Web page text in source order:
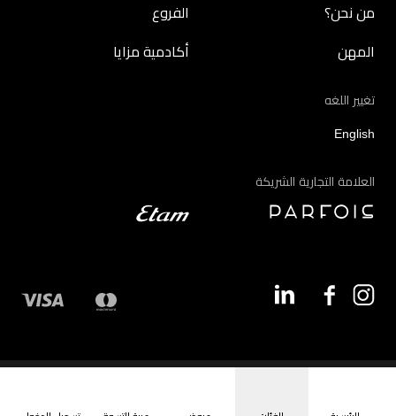
من نحن؟ الفروع
المهن أكادمية مزايا
تغيير اللغه
English
العلامة التجارية الشريكة